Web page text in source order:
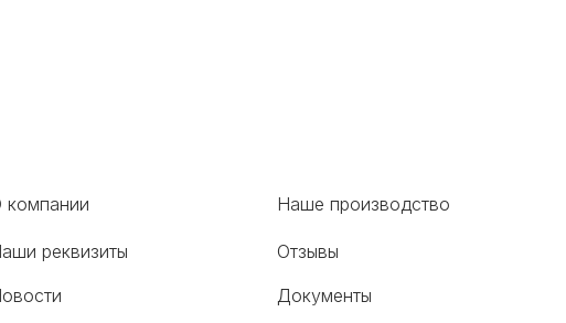
компании
реквизиты
Наше производство
Отзывы
Документы